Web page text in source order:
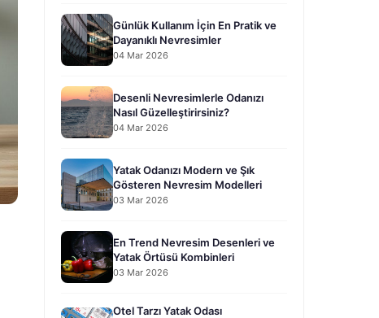
Günlük Kullanım İçin En Pratik ve
Dayanıklı Nevresimler
04 Mar 2026
Desenli Nevresimlerle Odanızı
Nasıl Güzelleştirirsiniz?
04 Mar 2026
Yatak Odanızı Modern ve Şık
Gösteren Nevresim Modelleri
03 Mar 2026
En Trend Nevresim Desenleri ve
Yatak Örtüsü Kombinleri
03 Mar 2026
Otel Tarzı Yatak Odası